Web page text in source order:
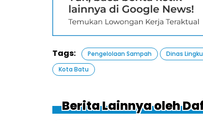
Tags: Pengelolaan Sampah Dinas
Kota Batu
Berita Lainnya oleh